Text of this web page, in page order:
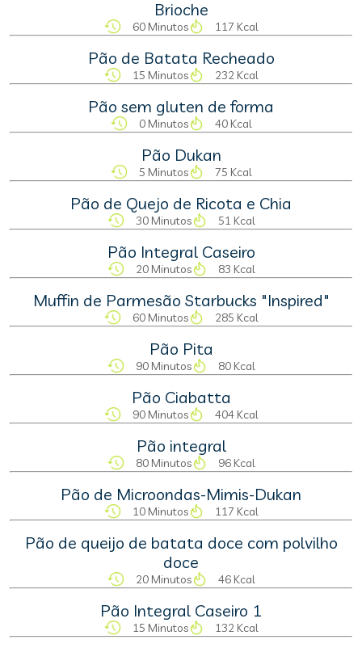
Brioche
60 Minutos 117 Kcal
Pão de Batata Recheado
15 Minutos 232 Kcal
Pão sem gluten de forma
0 Minutos 40 Kcal
Pão Dukan
5 Minutos 75 Kcal
Pão de Quejo de Ricota e Chia
30 Minutos 51 Kcal
Pão Integral Caseiro
20 Minutos 83 Kcal
Muffin de Parmesão Starbucks "Inspired"
60 Minutos 285 Kcal
Pão Pita
90 Minutos 80 Kcal
Pão Ciabatta
90 Minutos 404 Kcal
Pão integral
80 Minutos 96 Kcal
Pão de Microondas-Mimis-Dukan
10 Minutos 117 Kcal
Pão de queijo de batata doce com polvilho
doce
20 Minutos 46 Kcal
Pão Integral Caseiro 1
15 Minutos 132 Kcal